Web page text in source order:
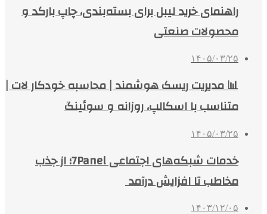
راهنمای خرید لیبل برای بسته‌بندی، چاپ بارکد و
محصولات صنعتی
۱۴۰۵/۰۳/۲۵
📊 مدیریت ریسک هوشمند | محاسبه خودکار لات |
متناسب با اسکالپ، روزانه و سوئینگ
۱۴۰۵/۰۳/۲۵
خدمات شبکه‌های اجتماعی 7Panel؛ از جذب
مخاطب تا افزایش درآمد
۱۴۰۳/۱۲/۰۵